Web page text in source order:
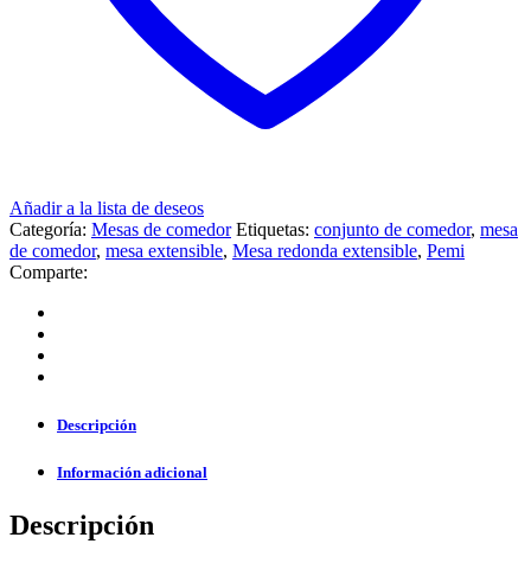
Añadir a la lista de deseos
Categoría: Mesas de comedor Etiquetas: conjunto de comedor, mesa
de comedor, mesa extensible, Mesa redonda extensible, Pemi
Comparte:
Descripción
Información adicional
Descripción